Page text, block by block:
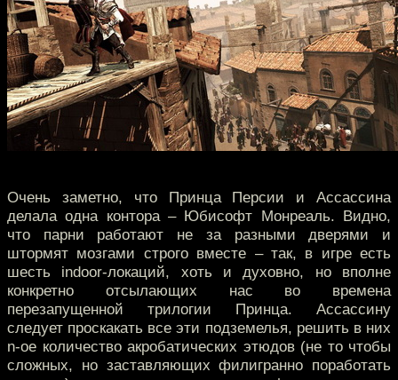
Очень заметно, что Принца Персии и Ассассина
делала одна контора – Юбисофт Монреаль. Видно,
что парни работают не за разными дверями и
штормят мозгами строго вместе – так, в игре есть
шесть indoor-локаций, хоть и духовно, но вполне
конкретно отсылающих нас во времена
перезапущенной трилогии Принца. Ассассину
следует проскакать все эти подземелья, решить в них
n-ое количество акробатических этюдов (не то чтобы
сложных, но заставляющих филигранно поработать